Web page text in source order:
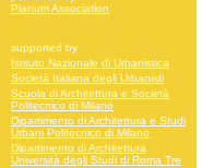
Planum Association
supported by
Istituto Nazionale di Urbanistica
Società Italiana degli Urbanisti
Scuola di Architettura e Società
Politecnico di Milano
Dipartimento di Architettura e Studi
Urbani Politecnico di Milano
Dipartimento di Architettura
Università degli Studi di Roma Tre